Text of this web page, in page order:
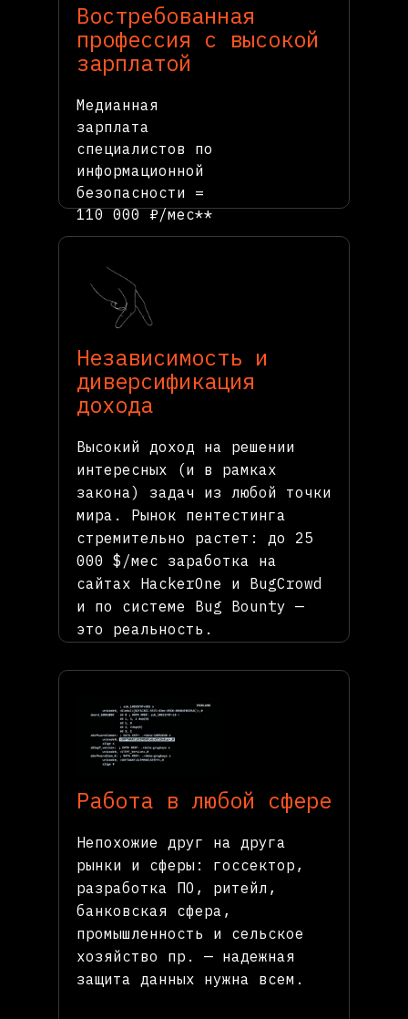
Востребованная
профессия с высокой
зарплатой
Медианная
зарплата
специалистов по
информационной
безопасности =
110 000 ₽/мес**
Независимость и
диверсификация
дохода
Высокий доход на решении
интересных (и в рамках
закона) задач из любой точки
мира. Рынок пентестинга
стремительно растет: до 25
000 $/мес заработка на
сайтах HackerOne и BugCrowd
и по системе Bug Bounty —
это реальность.
Работа в любой сфере
Непохожие друг на друга
рынки и сферы: госсектор,
разработка ПО, ритейл,
банковская сфера,
промышленность и сельское
хозяйство пр. — надежная
защита данных нужна всем.